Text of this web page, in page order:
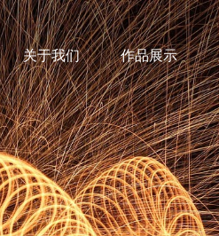
关于我们 作品展示